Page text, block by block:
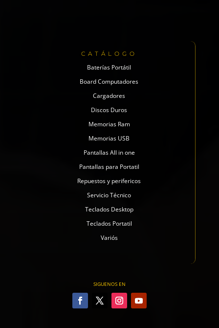
CATÁLOGO
Baterías Portátil
Board Computadores
Cargadores
Discos Duros
Memorias Ram
Memorias USB
Pantallas All in one
Pantallas para Portatil
Repuestos y perifericos
Servicio Técnico
Teclados Desktop
Teclados Portatil
Variós
SIGUENOS EN